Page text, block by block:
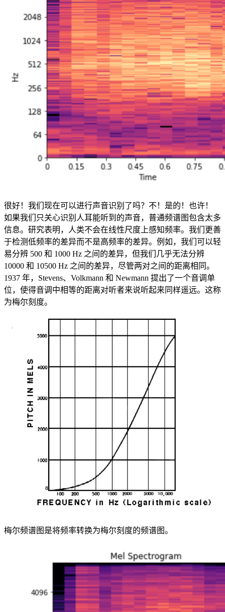
很好！我们现在可以进行声音识别了吗？不！是的！也许！
如果我们只关心识别人耳能听到的声音，普通频谱图包含太多
信息。研究表明，人类不会在线性尺度上感知频率。我们更善
于检测低频率的差异而不是高频率的差异。例如，我们可以轻
易分辨 500 和 1000 Hz 之间的差异，但我们几乎无法分辨
10000 和 10500 Hz 之间的差异，尽管两对之间的距离相同。
1937 年，Stevens、Volkmann 和 Newmann 提出了一个音调单
位，使得音调中相等的距离对听者来说听起来同样遥远。这称
为梅尔刻度。
梅尔频谱图是将频率转换为梅尔刻度的频谱图。